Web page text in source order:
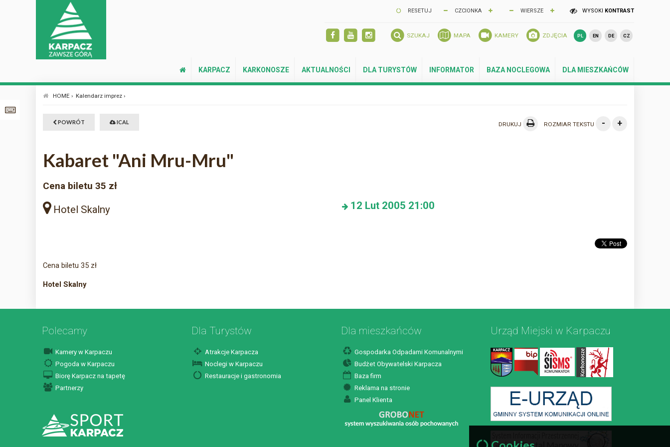
RESETUJ CZCIONKA WIERSZE WYSOKI KONTRAST
SZUKAJ MAPA KAMERY ZDJĘCIA PL EN DE CZ
KARPACZ KARKONOSZE AKTUALNOŚCI DLA TURYSTÓW INFORMATOR BAZA NOCLEGOWA DLA MIESZKAŃCÓW
HOME › Kalendarz imprez ›
POWRÓT ICAL DRUKUJ ROZMIAR TEKSTU - +
Kabaret "Ani Mru-Mru"
Cena biletu 35 zł
Hotel Skalny 12 Lut 2005 21:00
Cena biletu 35 zł
Hotel Skalny
Polecamy
Kamery w Karpaczu
Pogoda w Karpaczu
Biorę Karpacz na tapetę
Partnerzy
Dla Turystów
Atrakcje Karpacza
Noclegi w Karpaczu
Restauracje i gastronomia
Dla mieszkańców
Gospodarka Odpadami Komunalnymi
Budżet Obywatelski Karpacza
Baza firm
Reklama na stronie
Panel Klienta
Urząd Miejski w Karpaczu